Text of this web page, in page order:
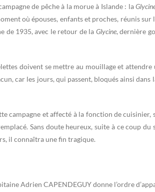
de pêche à la morue à Islande : la
où épouses, enfants et proches, réunis sur
de 1935, avec le retour de la Glycine, dernière
doivent se mettre au mouillage et attendre
car les jours, qui passent, bloqués ainsi dans
et affecté à la fonction de cuisinier,
Sans doute heureux, suite à ce coup
il connaîtra une fin tragique.
Adrien CAPENDEGUY donne l’ordre